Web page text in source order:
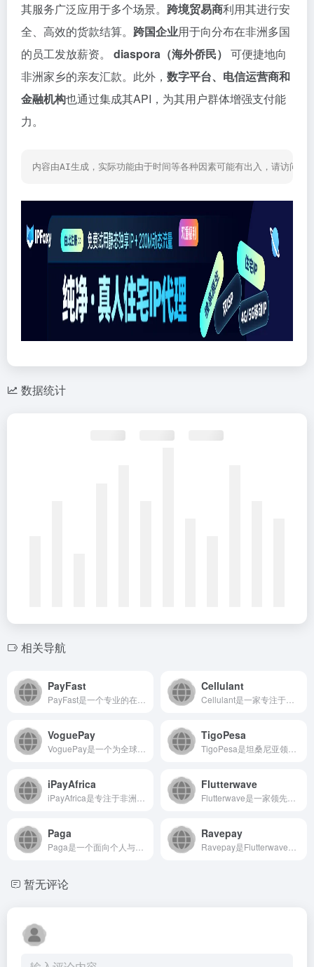
其服务广泛应用于多个场景。 跨境贸易商利用其进行安
全、高效的货款结算。 跨国企业用于向分布在非洲多国
的员工发放薪资。
diaspora（海外侨民） 可便捷地向
非洲家乡的亲友汇款。此外， 数字平台、电信运营商和
金融机构也通过集成其API，为其用户群体增强支付能
力。
内容由AI生成，实际功能由于时间等各种因素可能有出入，请访问网
数据统计
相关导航
PayFast Cellulant
VoguePay TigoPesa
iPayAfrica Flutterwave
Paga Ravepay
暂无评论